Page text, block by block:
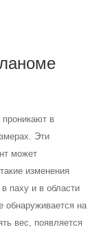
в
Эти
может
изменения
паху и в области
обнаруживается на
вес, появляется